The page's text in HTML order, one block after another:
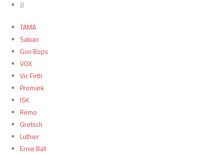
JJ
TAMA
Sabian
Gon Bops
VOX
Vic Firth
Promark
ISK
Remo
Gretsch
Luthier
Ernie Ball